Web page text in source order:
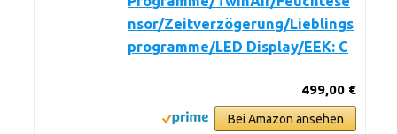
nsor/Zeitverzögerung/Lieblings
programme/LED Display/EEK: C
499,00 €
Bei Amazon ansehen